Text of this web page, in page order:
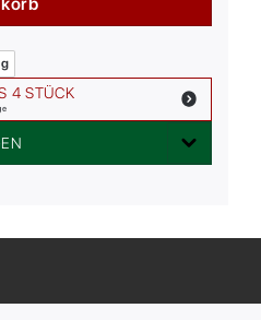
4 STÜCK